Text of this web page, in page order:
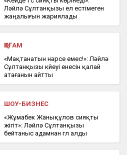
Ләйлә Сұлтанқызы ел естімеген
жаңалығын жариялады
ҚОҒАМ
«Мақтанатын нәрсе емес!»: Ләйлә
Сұлтанқызы күйеуі енесін қалай
атағанын айтты
ШОУ-БИЗНЕС
«Жұмабек Жанықұлов сияқты
жігіт»: Ләйлә Сұлтанқызы
бейтаныс адамнан гүл алды